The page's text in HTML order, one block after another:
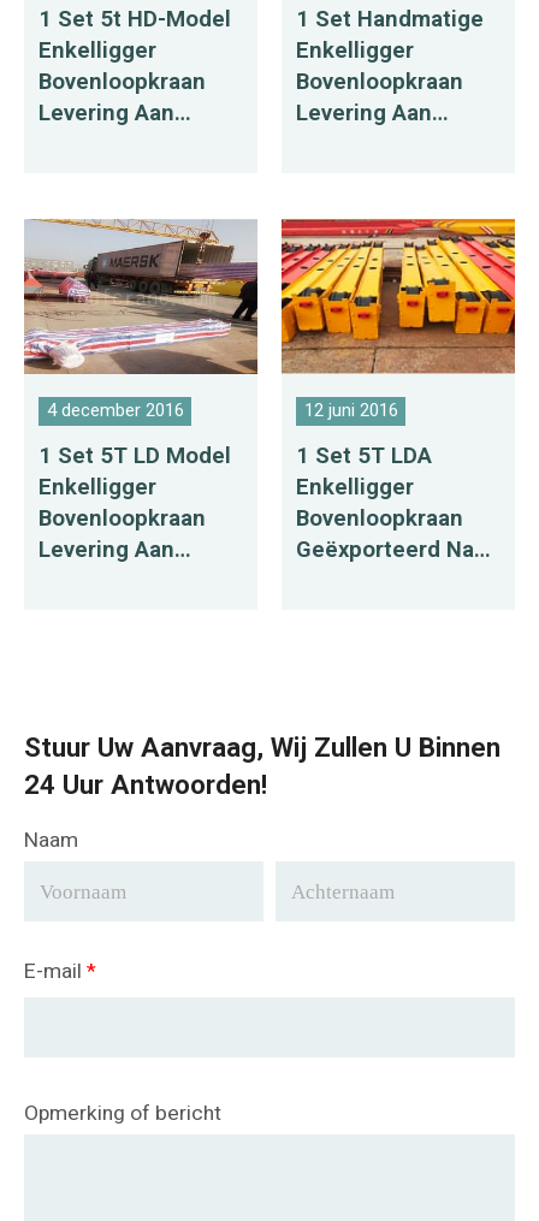
1 Set 5t HD-Model
Enkelligger
Bovenloopkraan
Levering Aan
1 Set Handmatige
Enkelligger
Bovenloopkraan
Levering Aan
4 december 2016
1 Set 5T LD Model
Enkelligger
Bovenloopkraan
Levering Aan
12 juni 2016
1 Set 5T LDA
Enkelligger
Bovenloopkraan
Geëxporteerd Naar
Stuur Uw Aanvraag, Wij Zullen U Binnen
24 Uur Antwoorden!
Naam
E-mail *
Opmerking of bericht